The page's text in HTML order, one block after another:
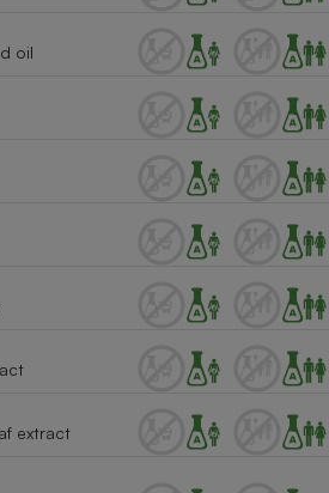
oil
extract